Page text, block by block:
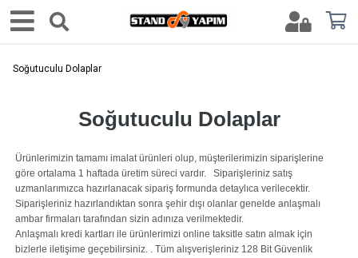
Soğutuculu Dolaplar
Soğutuculu Dolaplar
Ürünlerimizin tamamı imalat ürünleri olup, müşterilerimizin siparişlerine
göre ortalama 1 haftada üretim süreci vardır. Siparişleriniz satış
uzmanlarımızca hazırlanacak sipariş formunda detaylıca verilecektir.
Siparişleriniz hazırlandıktan sonra şehir dışı olanlar genelde anlaşmalı
ambar firmaları tarafından sizin adınıza verilmektedir.
Anlaşmalı kredi kartları ile ürünlerimizi online taksitle satın almak için
bizlerle iletişime geçebilirsiniz. . Tüm alışverişleriniz 128 Bit Güvenlik